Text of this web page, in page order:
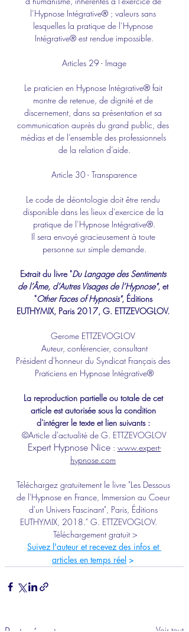
l’Hypnose Intégrative® ; valeurs sans
lesquelles la pratique de l’Hypnose
Intégrative® est rendue impossible.
Articles 29 - Image
Le praticien en Hypnose Intégrative® fait
montre de retenue, de dignité et de
discernement, dans sa présentation et sa
communication auprès du grand public, des
médias et de l’ensemble des professionnels
de la relation d’aide.
Article 30 - Transparence
Le code de déontologie doit être rendu
disponible dans les lieux d’exercice de la
pratique de l’Hypnose Intégrative®.
Il sera envoyé gracieusement à toute
personne sur simple demande.
Extrait du livre "Du Langage des Sentiments
de l’Âme, d’Autres Visages de l’Hypnose", et
"Other Faces of Hypnosis", Éditions
EUTHYMIX, Paris 2017, G. ETTZEVOGLOV.
Gerome ETTZEVOGLOV
Auteur, conférencier, consultant
Président d'honneur du Syndicat Français des
Praticiens en Hypnose Intégrative®
La reproduction partielle ou totale de cet
article est autorisée sous la condition
d'intégrer le texte et lien suivants :
©Article d'actualité de G. ETTZEVOGLOV
Expert Hypnose Nice : www.expert-
hypnose.com
Téléchargez gratuitement le livre "Les Dessous
de l'Hypnose en France, Immersion au Coeur
d'un Univers Fascinant", Paris, Éditions
EUTHYMIX, 2018." G. ETTZEVOGLOV.​
Téléchargement gratuit >
Suivez l'auteur et recevez des infos et
articles en temps réel >